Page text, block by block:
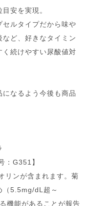
安を実現。
ルタイプだから味や
ど、好きなタイミン
続けやすい尿酸値対
なるよう今後も商品
：G351】
リンが含まれます。菊
（5.5mg/dL超～
機能があることが報告